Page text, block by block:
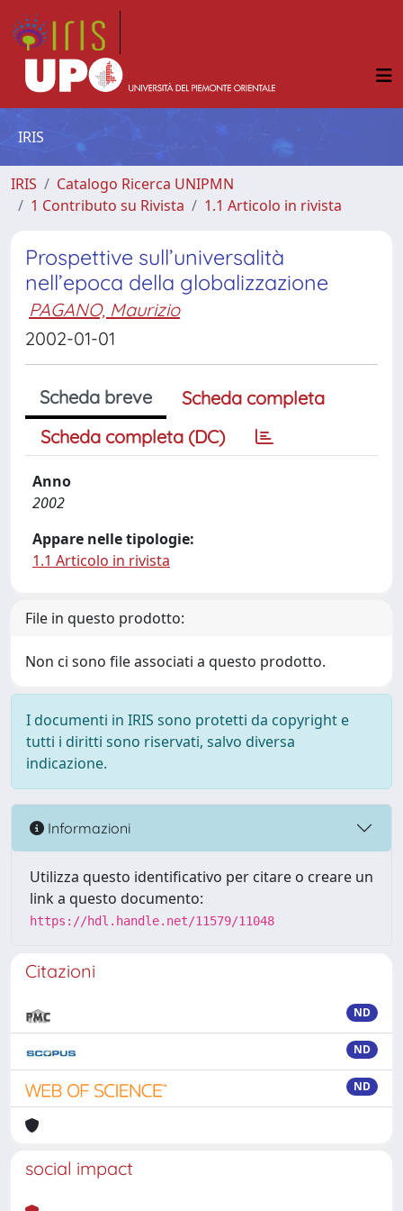
IRIS
IRIS
Catalogo Ricerca UNIPMN
1 Contributo su Rivista
1.1 Articolo in rivista
Prospettive sull’universalità
nell’epoca della globalizzazione
PAGANO, Maurizio
2002-01-01
Scheda breve
Scheda completa
Scheda completa (DC)
Anno
2002
Appare nelle tipologie:
1.1 Articolo in rivista
File in questo prodotto:
Non ci sono file associati a questo prodotto.
I documenti in IRIS sono protetti da copyright e
tutti i diritti sono riservati, salvo diversa
indicazione.
Informazioni
Utilizza questo identificativo per citare o creare un
link a questo documento:
https://hdl.handle.net/11579/11048
Citazioni
ND
ND
ND
social impact